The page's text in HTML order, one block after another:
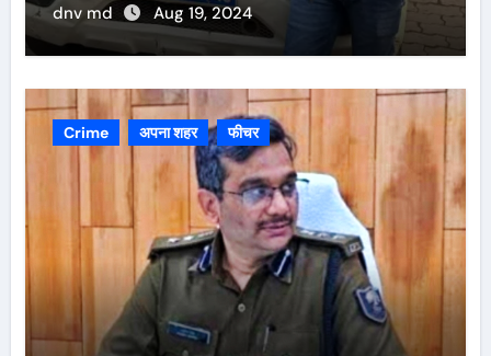
dnv md Aug 19, 2024
Crime अपना शहर फीचर